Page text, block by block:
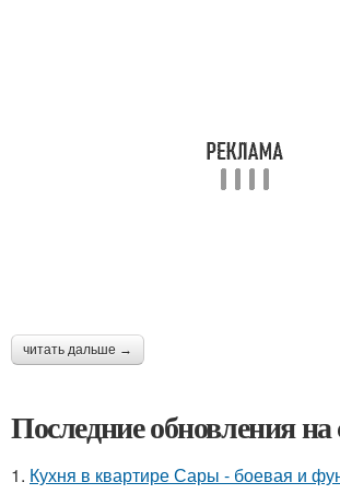
читать дальше →
Последние обновления на
1. Кухня в квартире Сары - боевая и